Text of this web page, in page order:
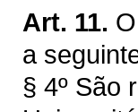
Art. 11. O
a
§ 4º São